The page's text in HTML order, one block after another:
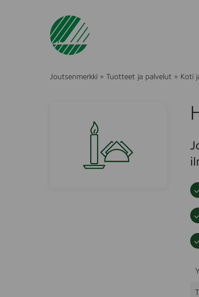
Joutsenmerkki » Tuotteet ja palvelut » Koti